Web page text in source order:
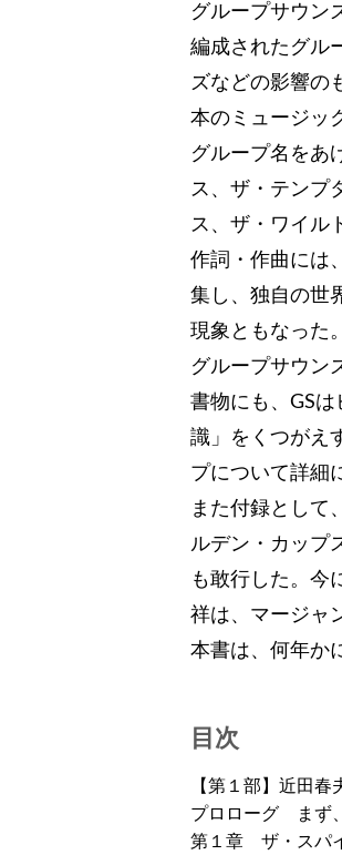
グループサウン
編成されたグル
ズなどの影響の
本のミュージッ
グループ名をあ
ス、ザ・テンプ
ス、ザ・ワイル
作詞・作曲には
集し、独自の世
現象ともなった
グループサウン
書物にも、GS
識」をくつがえ
プについて詳細
また付録として
ルデン・カップ
も敢行した。今
祥は、マージャ
本書は、何年か
目次
【第１部】近田
プロローグ まず
第１章 ザ・スパ